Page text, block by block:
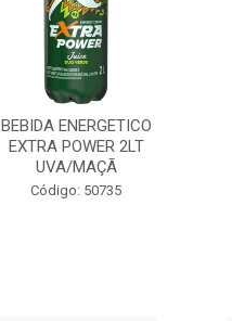
BEBIDA ENERGETICO
EXTRA POWER 2LT
UVA/MAÇÃ
Código: 50735